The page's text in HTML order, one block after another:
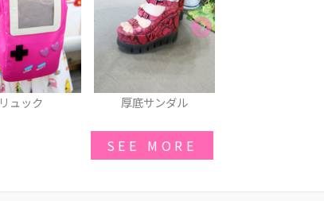
リュック 厚底サンダル
SEE MORE